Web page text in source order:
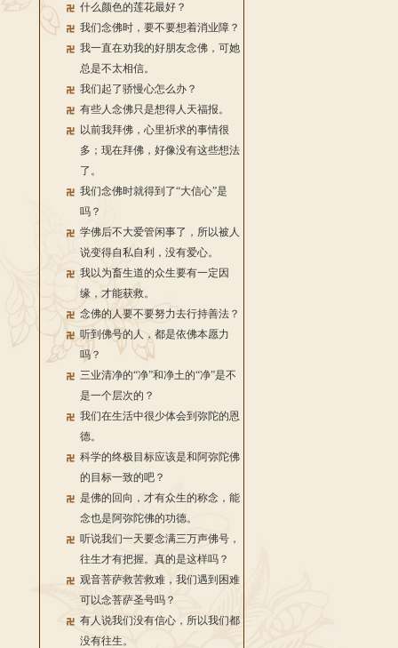
什么颜色的莲花最好？
我们念佛时，要不要想着消业障？
我一直在劝我的好朋友念佛，可她
总是不太相信。
我们起了骄慢心怎么办？
有些人念佛只是想得人天福报。
以前我拜佛，心里祈求的事情很
多；现在拜佛，好像没有这些想法
了。
我们念佛时就得到了“大信心”是
吗？
学佛后不大爱管闲事了，所以被人
说变得自私自利，没有爱心。
我以为畜生道的众生要有一定因
缘，才能获救。
念佛的人要不要努力去行持善法？
听到佛号的人，都是依佛本愿力
吗？
三业清净的“净”和净土的“净”是不
是一个层次的？
我们在生活中很少体会到弥陀的恩
德。
科学的终极目标应该是和阿弥陀佛
的目标一致的吧？
是佛的回向，才有众生的称念，能
念也是阿弥陀佛的功德。
听说我们一天要念满三万声佛号，
往生才有把握。真的是这样吗？
观音菩萨救苦救难，我们遇到困难
可以念菩萨圣号吗？
有人说我们没有信心，所以我们都
没有往生。